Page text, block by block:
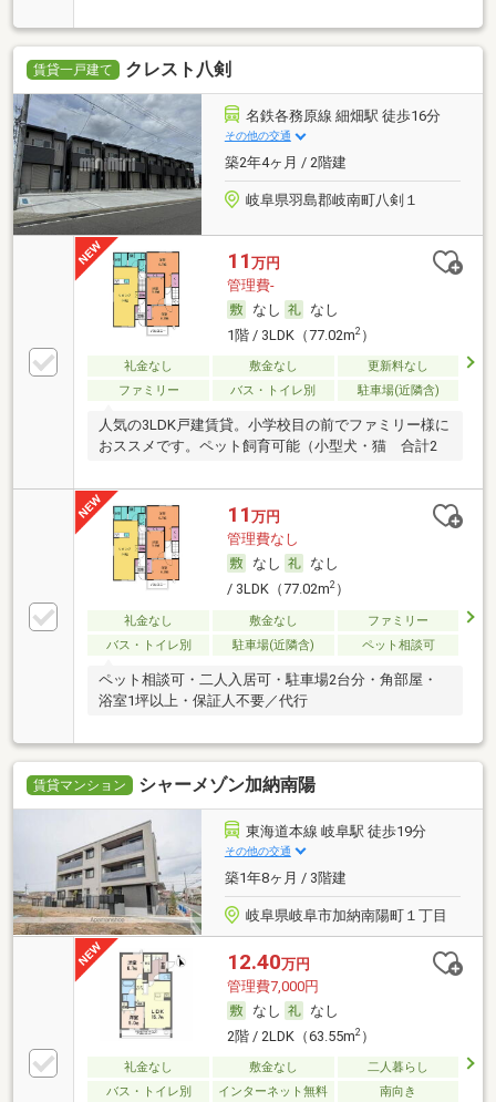
賃貸一戸建て クレスト八剣
名鉄各務原線 細畑駅 徒歩16分
その他の交通
築2年4ヶ月 / 2階建
岐阜県羽島郡岐南町八剣１
11 万円
管理費-
なし
なし
1階 / 3LDK（77.02m2）
礼金なし 敷金なし
更新料なし
ファミリー
バス・トイレ別 駐車場(近隣含)
人気の3LDK戸建賃貸。小学校目の前でファミリー様に
おススメです。ペット飼育可能（小型犬・猫 合計2
11 万円
管理費なし
なし
なし
/ 3LDK（77.02m2）
礼金なし 敷金なし
ファミリー
バス・トイレ別
駐車場(近隣含) ペット相談可
ペット相談可・二人入居可・駐車場2台分・角部屋・
浴室1坪以上・保証人不要／代行
賃貸マンション シャーメゾン加納南陽
東海道本線 岐阜駅 徒歩19分
その他の交通
築1年8ヶ月 / 3階建
岐阜県岐阜市加納南陽町１丁目
12.40万円
管理費7,000円
なし
なし
2階 / 2LDK（63.55m2）
礼金なし 敷金なし
二人暮らし
バス・トイレ別
インターネット無料 南向き